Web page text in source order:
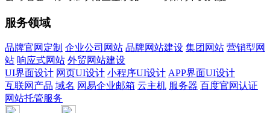
服务领域
品牌官网定制 企业公司网站 品牌网站建设 集团网站 营销型网
站 响应式网站 外贸网站建设
UI界面设计 网页UI设计 小程序UI设计 APP界面UI设计
互联网产品 域名 网易企业邮箱 云主机 服务器 百度官网认证
网站托管服务